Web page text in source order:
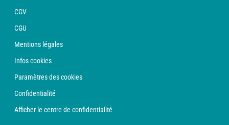
CGV
CGU
Mentions légales
Infos cookies
Paramètres des cookies
Confidentialité
Afficher le centre de confidentialité